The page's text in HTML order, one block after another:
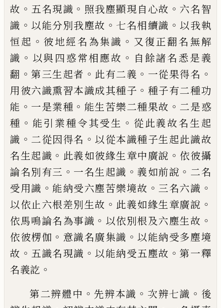
故 。 五名現識 。 照我塵顯現自心故 。 六名智
識 。 以能分別我塵故 。 七名相續識 。 以我執
恒起 。 彼地經名為集識 。 又復正翻名無解
識 。 以與四惑常相應故 。 自餘諸名悉是義
翻 。第三生起者 。 此有二義 。 一從果得名 。
用彼六識熏習本識成其種子 。 種子有二種功
能 。 一是業種 。 能生苦樂二種果故 。 二是惑
種 。 能引業種令其受生 。 從此義故名生起
識 。 二從因得名 。 以從本識種子生起此識故
名生起識 。 此義如彼緣生章中廣說 。 依彼攝
論名別有三 。 一名生起識 。 義如前說 。 二名
受用識 。 能納受六塵苦樂境故 。 三名六識 。
以依止六根差別生故 。 此義如緣生章廣說 。
依馬鳴論名為事識 。 以依別根及六塵生故 。
依彼楞伽 。 意識名廣集識 。 以能納受多塵境
故 。 五識名現識 。 以能納受五塵故 。第一釋
名義訖 。
第二辨體中 。 先辨本識 。 次辨七識 。 後